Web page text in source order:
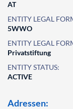
AT
ENTITY LEGAL
5WWO
ENTITY LEGAL
Privatstiftung
ENTITY STATUS:
ACTIVE
Adressen: